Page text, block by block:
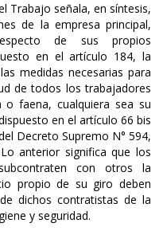
Trabajo señala, en síntesis,
de la empresa principal,
de sus propios
en el artículo 184, la
medidas necesarias para
de todos los trabajadores
faena, cualquiera sea su
en el artículo 66 bis
Decreto Supremo N° 594,
anterior significa que los
con otros la
propio de su giro deben
dichos contratistas de la
y seguridad.